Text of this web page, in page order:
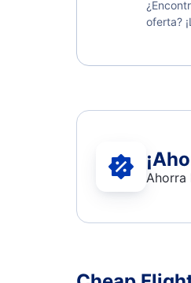
oferta?
Ahorra